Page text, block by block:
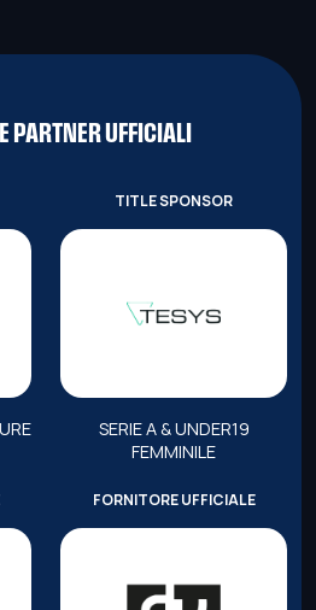
PARTNER UFFICIALI
TITLE SPONSOR
SERIE A & UNDER19
FEMMINILE
FORNITORE UFFICIALE